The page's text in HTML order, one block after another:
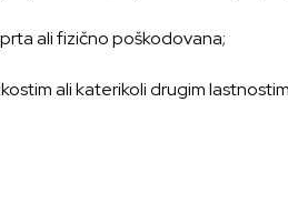
ali fizično poškodovana;
ali katerikoli drugim